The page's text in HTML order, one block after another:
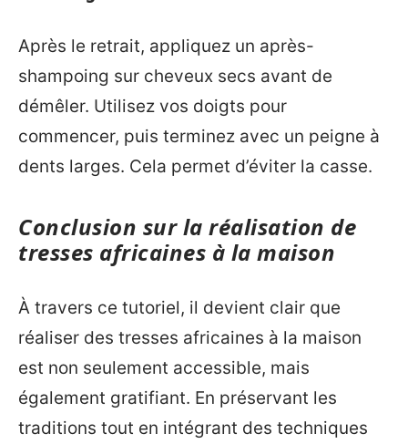
Après le retrait, appliquez un après-
shampoing sur cheveux secs avant de
démêler. Utilisez vos doigts pour
commencer, puis terminez avec un peigne à
dents larges. Cela permet d’éviter la casse.
Conclusion sur la réalisation de
tresses africaines à la maison
À travers ce tutoriel, il devient clair que
réaliser des tresses africaines à la maison
est non seulement accessible, mais
également gratifiant. En préservant les
traditions tout en intégrant des techniques